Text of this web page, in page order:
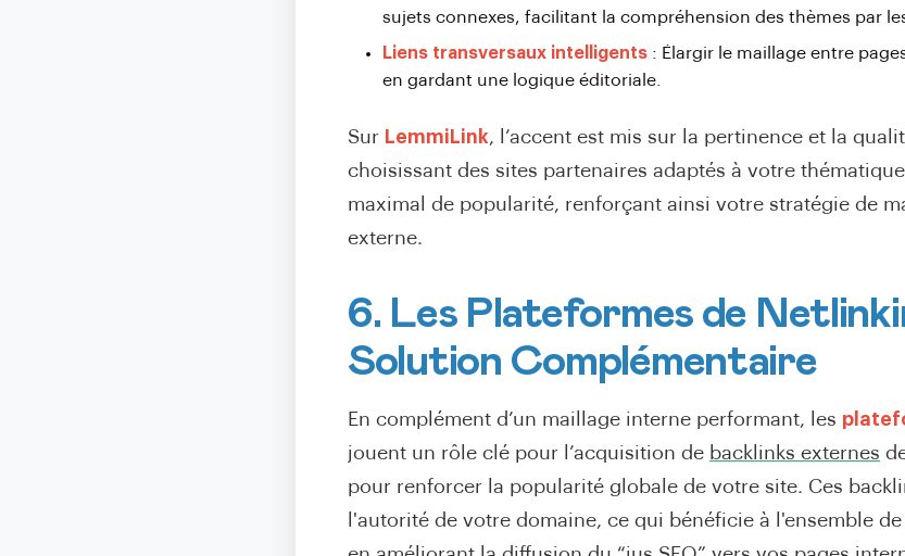
sujets connexes, facilitant la compréhension des thèmes par
Liens transversaux intelligents : Élargir le maillage entre
en gardant une logique éditoriale.
Sur LemmiLink, l’accent est mis sur la pertinence et la
choisissant des sites partenaires adaptés à votre
maximal de popularité, renforçant ainsi votre stratégie de
externe.
6. Les Plateformes de
Solution Complémentaire
En complément d’un maillage interne performant, les
jouent un rôle clé pour l’acquisition de backlinks externes
pour renforcer la popularité globale de votre site. Ces
l'autorité de votre domaine, ce qui bénéficie à l'ensemble